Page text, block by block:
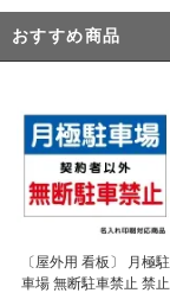
おすすめ商品
〔屋外用 看板〕 月極駐
車場 無断駐車禁止 禁止